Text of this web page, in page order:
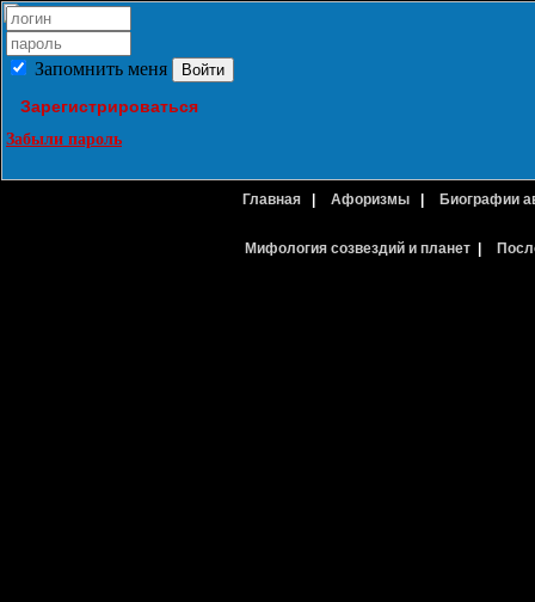
Запомнить меня
Зарегистрироваться
Забыли пароль
Главная Афоризмы Биографии
Мифология созвездий и планет|